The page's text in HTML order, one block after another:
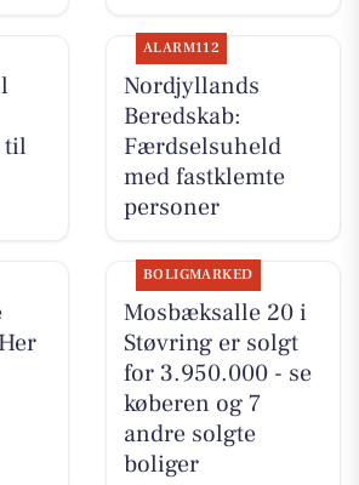
til
ALARM112
Nordjyllands
Beredskab:
Færdselsuheld
med fastklemte
personer
BOLIGMARKED
Mosbæksalle 20 i
Støvring er solgt
for 3.950.000 - se
køberen og 7
andre solgte
boliger